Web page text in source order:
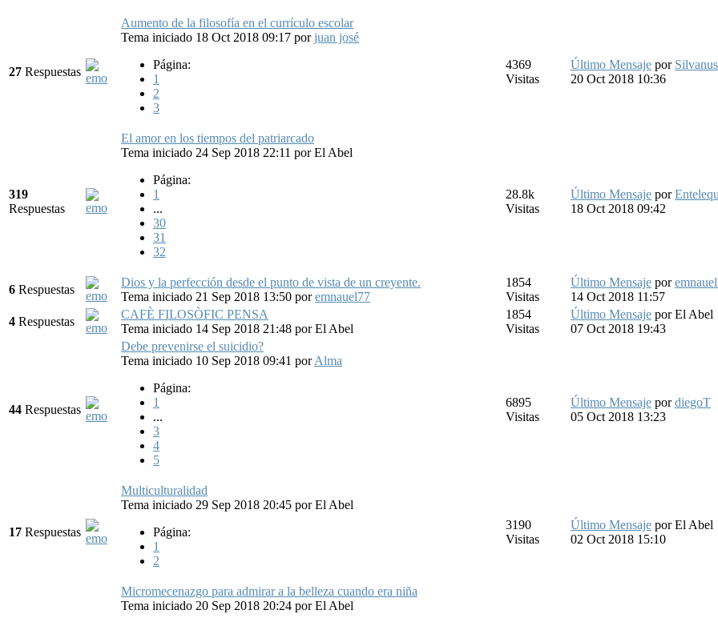
27 Respuestas
Aumento de la filosofía en el currículo escolar
Tema iniciado 18 Oct 2018 09:17 porjuan josé
Página:
1
2
3
4369
Visitas
Último Mensaje por Silvanus
20 Oct 2018 10:36
319
Respuestas
El amor en los tiempos del patriarcado
Tema iniciado 24 Sep 2018 22:11 porEl Abel
Página:
1
...
30
31
32
28.8k
Visitas
Último Mensaje por
18 Oct 2018 09:42
6 Respuestas
Dios y la perfección desde el punto de vista de un creyente.
Tema iniciado 21 Sep 2018 13:50 poremnauel77
1854
Visitas
Último Mensaje por
14 Oct 2018 11:57
4 Respuestas
CAFÈ FILOSÒFIC PENSA
Tema iniciado 14 Sep 2018 21:48 porEl Abel
1854
Visitas
Último Mensaje porEl Abel
07 Oct 2018 19:43
44 Respuestas
Debe prevenirse el suicidio?
Tema iniciado 10 Sep 2018 09:41 porAlma
Página:
1
...
3
4
5
6895
Visitas
Último Mensaje pordiegoT
05 Oct 2018 13:23
17 Respuestas
Multiculturalidad
Tema iniciado 29 Sep 2018 20:45 porEl Abel
Página:
1
2
3190
Visitas
Último Mensaje porEl Abel
02 Oct 2018 15:10
Micromecenazgo para admirar a la belleza cuando era niña
Tema iniciado 20 Sep 2018 20:24 porEl Abel